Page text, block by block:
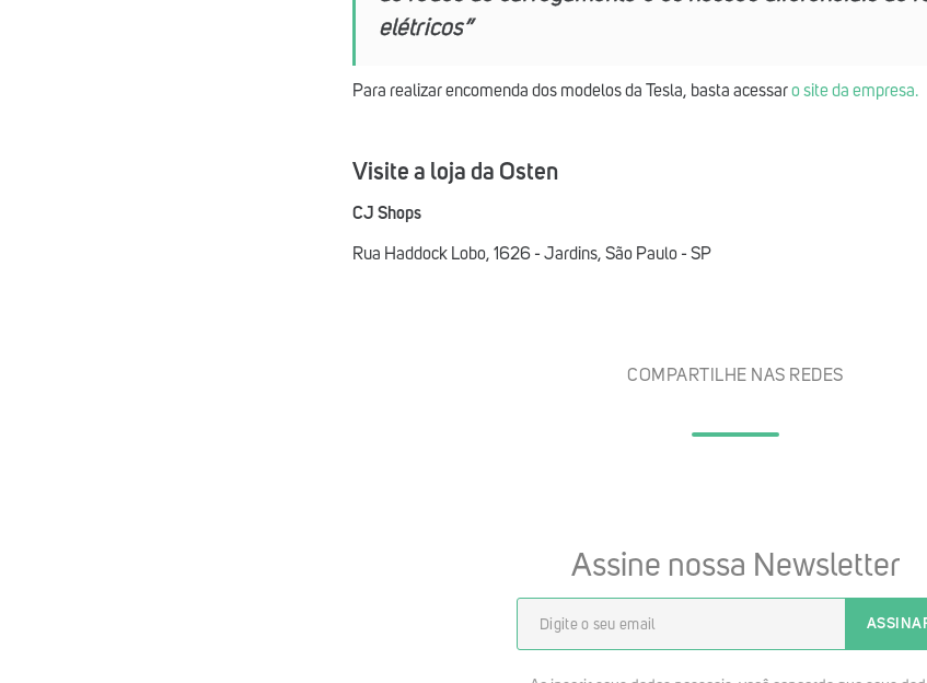
elétricos”
Para realizar encomenda dos modelos da Tesla, basta acessaro site da empresa.
Visite a loja da Osten
CJ Shops
Rua Haddock Lobo, 1626 - Jardins, São Paulo - SP
COMPARTILHE NAS REDES
Assine nossa Newsletter